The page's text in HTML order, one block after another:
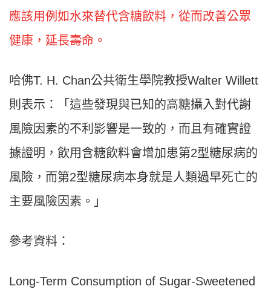
應該用例如水來替代含糖飲料，從而改善公眾
健康，延長壽命。
哈佛T. H. Chan公共衛生學院教授Walter Willett
則表示：「這些發現與已知的高糖攝入對代謝
風險因素的不利影響是一致的，而且有確實證
據證明，飲用含糖飲料會增加患第2型糖尿病的
風險，而第2型糖尿病本身就是人類過早死亡的
主要風險因素。」
參考資料：
Long-Term Consumption of Sugar-Sweetened